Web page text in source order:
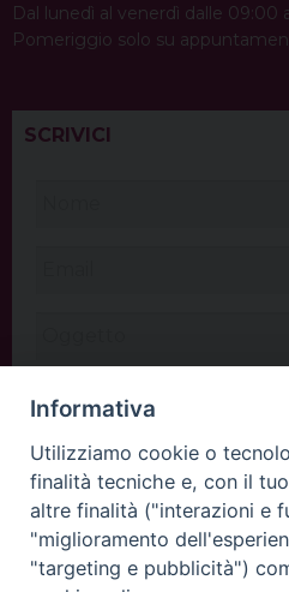
Dal lunedì al venerdì dalle 09:00
Pomeriggio solo su
SCRIVICI
Informativa
Utilizziamo cookie o
finalità tecniche e, con il
altre finalità ("interazioni e
"miglioramento
"targeting e pubblicità")